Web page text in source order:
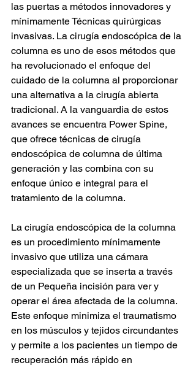
las puertas a métodos innovadores y
mínimamente Técnicas quirúrgicas
invasivas. La cirugía endoscópica de la
columna es uno de esos métodos que
ha revolucionado el enfoque del
cuidado de la columna al proporcionar
una alternativa a la cirugía abierta
tradicional. A la vanguardia de estos
avances se encuentra Power Spine,
que ofrece técnicas de cirugía
endoscópica de columna de última
generación y las combina con su
enfoque único e integral para el
tratamiento de la columna.
La cirugía endoscópica de la columna
es un procedimiento mínimamente
invasivo que utiliza una cámara
especializada que se inserta a través
de un Pequeña incisión para ver y
operar el área afectada de la columna.
Este enfoque minimiza el traumatismo
en los músculos y tejidos circundantes
y permite a los pacientes un tiempo de
recuperación más rápido en